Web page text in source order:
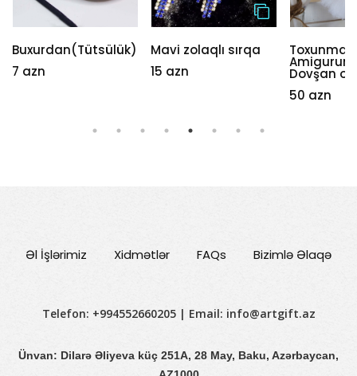
Buxurdan(Tütsülük)
7 azn
Mavi zolaqlı sırqa
15 azn
Toxunma
Dovşan
50 azn
Əl İşlərimiz Xidmətlər FAQs Bizimlə Əlaqə
Telefon: +994552660205 | Email: info@artgift.az
Ünvan: Dilarə Əliyeva küç 251A, 28 May, Baku, Azərbaycan,